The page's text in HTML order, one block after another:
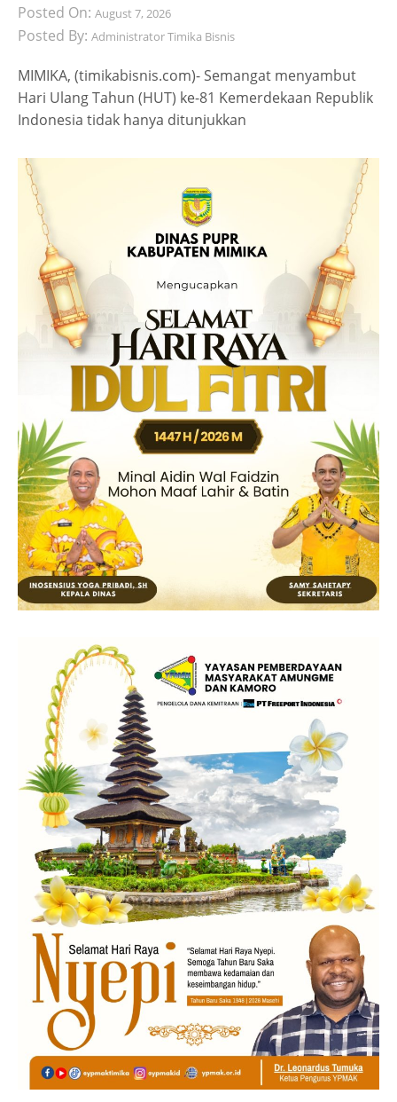
Posted On: August 7, 2026
Posted By: Administrator Timika Bisnis
MIMIKA, (timikabisnis.com)- Semangat menyambut
Hari Ulang Tahun (HUT) ke-81 Kemerdekaan Republik
Indonesia tidak hanya ditunjukkan